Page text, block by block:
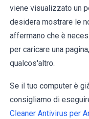
viene visualizzato un
desidera mostrare le
affermano che è
per caricare una
qualcos'altro.
Se il tuo computer è
consigliamo di
Cleaner Antivirus per